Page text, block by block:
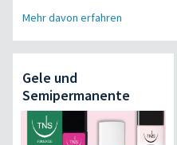
Mehr davon erfahren
Gele und
Semipermanente